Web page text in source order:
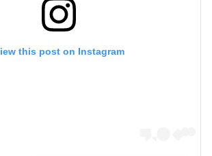
this post on Instagram